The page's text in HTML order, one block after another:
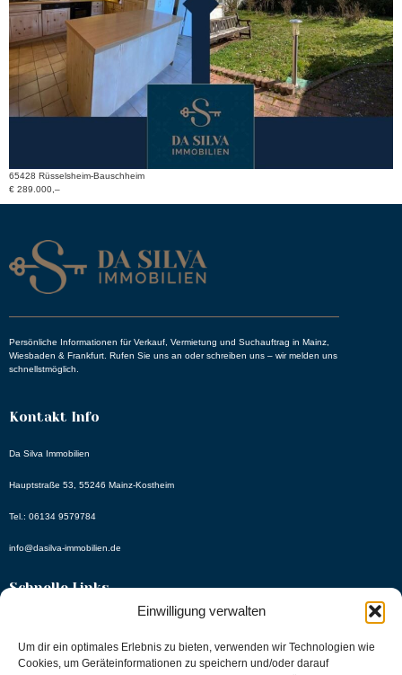
Einwilligung verwalten
Um dir ein optimales Erlebnis zu bieten, verwenden wir Technologien wie
Cookies, um Geräteinformationen zu speichern und/oder darauf
65428 Rüsselsheim-Bauschheim
€ 289.000,–
Persönliche Informationen für Verkauf, Vermietung und Suchauftrag in Mainz,
Wiesbaden & Frankfurt. Rufen Sie uns an oder schreiben uns – wir melden uns
schnellstmöglich.
Kontakt Info
Da Silva Immobilien
Hauptstraße 53, 55246 Mainz-Kostheim
Tel.: 06134 9579784
info@dasilva-immobilien.de
Schnelle Links